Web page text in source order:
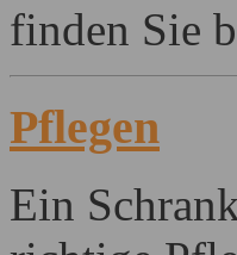
finden Sie
Pflegen
Ein